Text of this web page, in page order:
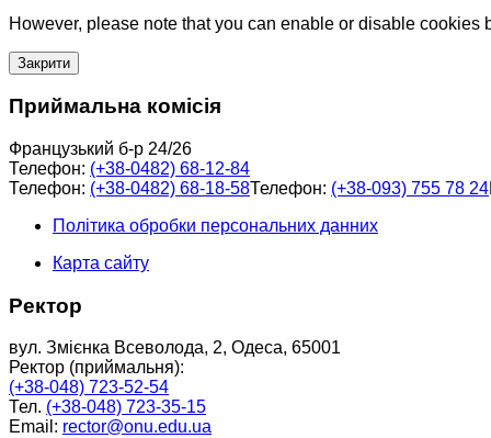
However, please note that you can enable or disable cookies
Закрити
Приймальна комісія
Французький б-р 24/26
Телефон: (+38-0482) 68-12-84
Телефон: (+38-0482) 68-18-58Телефон: (+38-093) 755 78 24
Політика обробки персональних данних
Карта сайту
Ректор
вул. Змієнка Всеволода, 2, Одеса, 65001
Ректор (приймальня):
(+38-048) 723-52-54
Тел. (+38-048) 723-35-15
Email: rector@onu.edu.ua